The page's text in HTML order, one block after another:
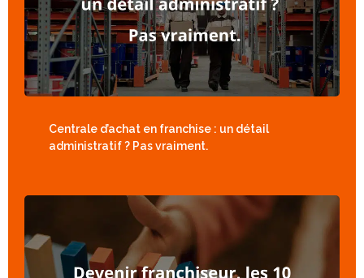
Centrale d’achat en franchise : un détail
administratif ? Pas vraiment.